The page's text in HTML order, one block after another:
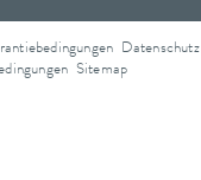
Datenschutz
Sitemap